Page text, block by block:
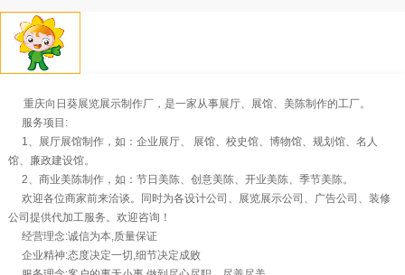
重庆向日葵展览展示制作厂，是一家从事展厅、展馆、美陈制作的工厂。
服务项目:
1、展厅展馆制作，如：企业展厅、 展馆、校史馆、博物馆、规划馆、名人
馆、廉政建设馆。
2、商业美陈制作，如：节日美陈、创意美陈、开业美陈、季节美陈。
欢迎各位商家前来洽谈。同时为各设计公司、展览展示公司、广告公司、装修
公司提供代加工服务。欢迎咨询！
经营理念:诚信为本,质量保证
企业精神:态度决定一切,细节决定成败